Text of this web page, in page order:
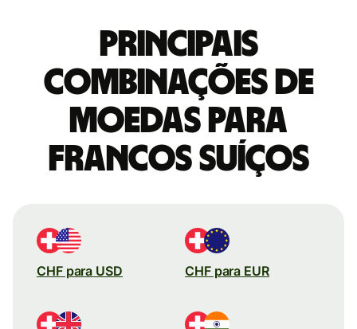
Principais
combinações de
moedas para
Francos suíços
CHF para USD CHF para EUR